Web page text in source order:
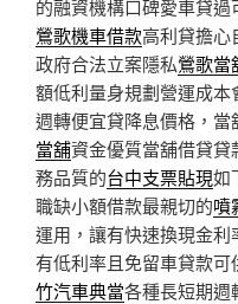
的融資機構口碑愛車貸
鶯歌機車借款高利貸擔心
政府合法立案隱私鶯歌當
額低利量身規劃營運成本
週轉便宜貸降息價格，
當舖資金優質當舖借貸
務品質的台中支票貼現如
職缺小額借款最親切的噴
運用，讓有快速換現金利
有低利率且免留車貸款
竹汽車典當各種長短期週